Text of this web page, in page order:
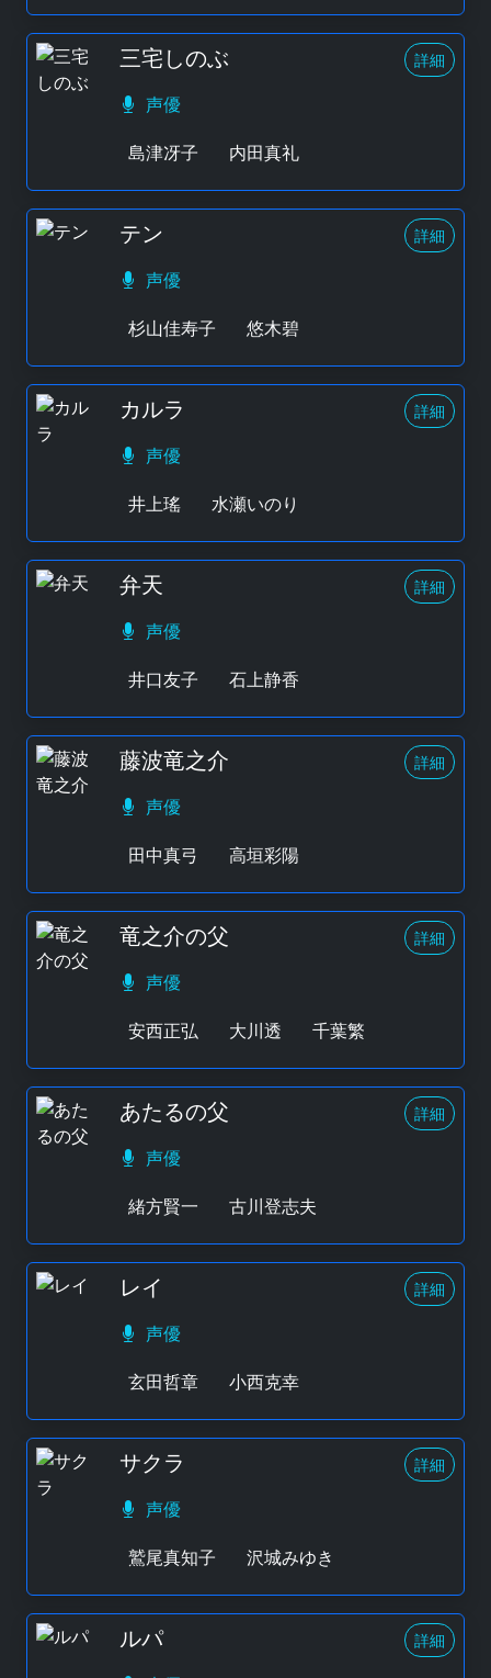
三宅しのぶ 詳細
声優
島津冴子
内田真礼
テン 詳細
声優
杉山佳寿子
悠木碧
カルラ 詳細
声優
井上瑤
水瀬いのり
弁天 詳細
声優
井口友子
石上静香
藤波竜之介 詳細
声優
田中真弓
高垣彩陽
竜之介の父 詳細
声優
安西正弘
大川透 千葉繁
あたるの父 詳細
声優
緒方賢一
古川登志夫
レイ 詳細
声優
玄田哲章
小西克幸
サクラ 詳細
声優
鷲尾真知子
沢城みゆき
ルパ 詳細